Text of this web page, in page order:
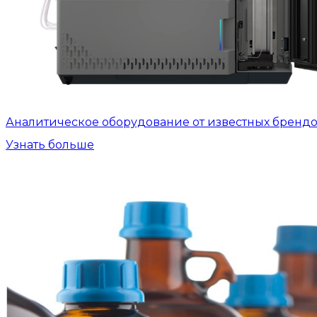
Аналитическое оборудование от известных
Узнать больше